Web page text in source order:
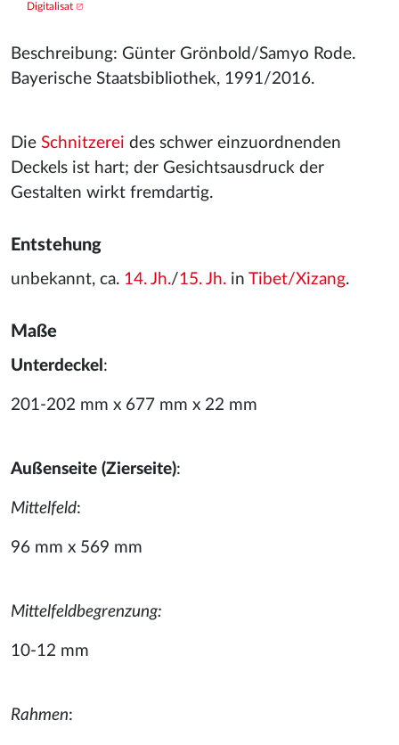
Digitalisat
Beschreibung: Günter Grönbold/Samyo Rode.
Bayerische Staatsbibliothek, 1991/2016.
Die Schnitzerei des schwer einzuordnenden
Deckels ist hart; der Gesichtsausdruck der
Gestalten wirkt fremdartig.
Entstehung
unbekannt, ca. 14. Jh./15. Jh. in Tibet/Xizang.
Maße
Unterdeckel :
201-202 mm x 677 mm x 22 mm
Außenseite (Zierseite):
Mittelfeld:
96 mm x 569 mm
Mittelfeldbegrenzung:
10-12 mm
Rahmen: